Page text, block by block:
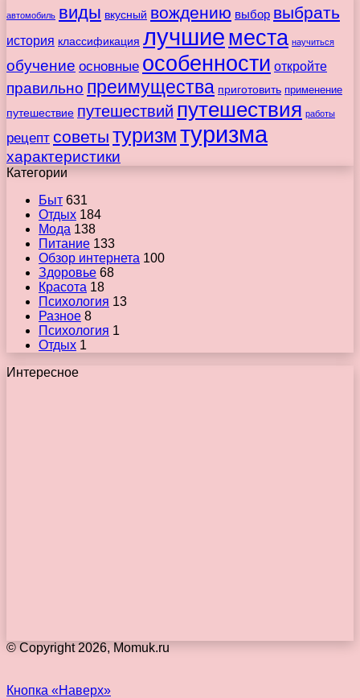
автомобиль виды вкусный вождению выбор выбрать
история классификация лучшиеместа научиться
обучение основные особенности откройте
правильно преимущества приготовить применение
путешествие путешествий путешествия работы
рецепт советы туризмтуризма
характеристики
Категории
Быт 631
Отдых 184
Мода 138
Питание 133
Обзор интернета 100
Здоровье 68
Красота 18
Психология 13
Разное 8
Психология 1
Отдых 1
Интересное
© Copyright 2026, Momuk.ru
Кнопка «Наверх»